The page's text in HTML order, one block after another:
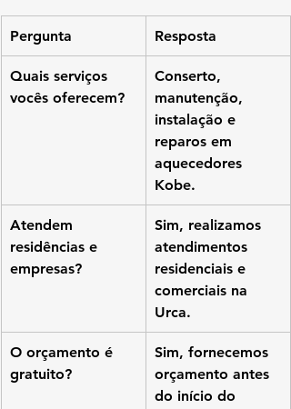
Pergunta Resposta
Quais serviços
vocês oferecem?
Conserto,
manutenção,
instalação e
reparos em
aquecedores
Kobe.
Atendem
residências e
empresas?
Sim, realizamos
atendimentos
residenciais e
comerciais na
Urca.
O orçamento é
gratuito?
Sim, fornecemos
orçamento antes
do início do